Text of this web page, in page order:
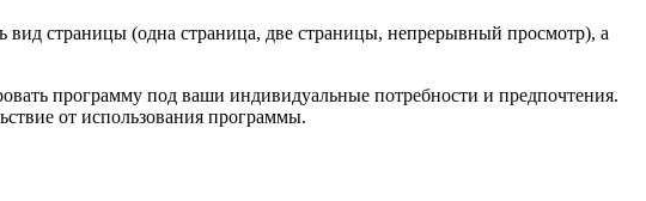
страницы (одна страница, две страницы, непрерывный просмотр), а
программу под ваши индивидуальные потребности и предпочтения.
от использования программы.